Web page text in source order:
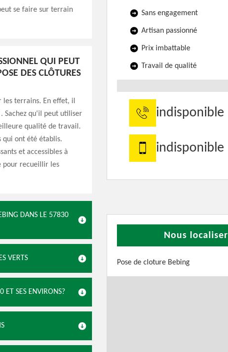
se faire sur terrain
QUI PEUT
DES CLÔTURES
les terrains. En effet, il
Sachez qu'il peut utiliser
qualité de travail.
qui ont été établis.
et accessibles à
pour recueillir les
DANS LE 57830
VERTS
ET SES ENVIRONS?
Sans engagement
Artisan passionné
Prix imbattable
Travail de qualité
indisponible
indisponible
Nous localiser
Pose de cloture Bebing